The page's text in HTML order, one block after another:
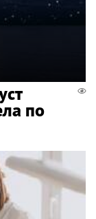
по